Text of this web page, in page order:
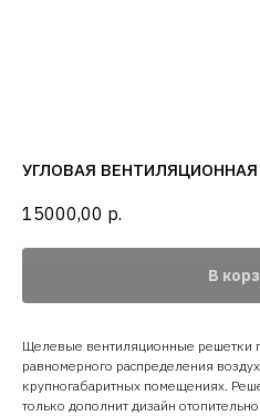
УГЛОВАЯ ВЕНТИЛЯЦИОННАЯ
15000,00 р.
В
Щелевые вентиляционные решетки
равномерного распределения
крупногабаритных помещениях.
только дополнит дизайн